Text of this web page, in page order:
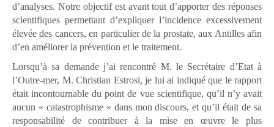
d’analyses. Notre objectif est avant tout d’apporter des réponses
scientifiques permettant d’expliquer l’incidence excessivement
élevée des cancers, en particulier de la prostate, aux Antilles afin
d’en améliorer la prévention et le traitement.
Lorsqu’à sa demande j’ai rencontré M. le Secrétaire d’Etat à
l’Outre-mer, M. Christian Estrosi, je lui ai indiqué que le rapport
était incontournable du point de vue scientifique, qu’il n’y avait
aucun « catastrophisme » dans mon discours, et qu’il était de sa
responsabilité de contribuer à la mise en œuvre le plus